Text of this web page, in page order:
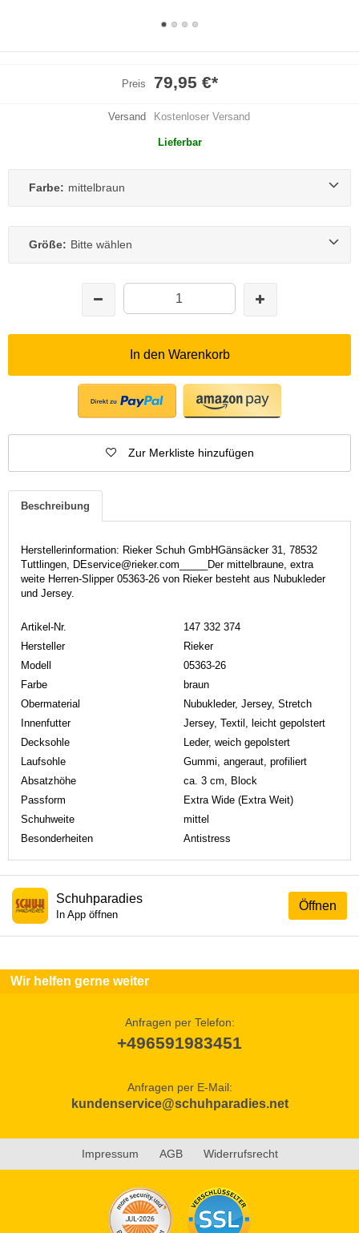
Preis 79,95 €*
Versand Kostenloser Versand
Lieferbar
Farbe: mittelbraun
Größe: Bitte wählen
In den Warenkorb
Zur Merkliste hinzufügen
Beschreibung
Herstellerinformation: Rieker Schuh GmbHGänsäcker 31, 78532
Tuttlingen, DEservice@rieker.com_____Der mittelbraune, extra
weite Herren-Slipper 05363-26 von Rieker besteht aus Nubukleder
und Jersey.
Artikel-Nr.
147 332 374
Hersteller
Rieker
Modell
05363-26
Farbe
braun
Obermaterial
Nubukleder, Jersey, Stretch
Innenfutter
Jersey, Textil, leicht gepolstert
Decksohle
Leder, weich gepolstert
Laufsohle
Gummi, angeraut, profiliert
Absatzhöhe
ca. 3 cm, Block
Passform
Extra Wide (Extra Weit)
Schuhweite
mittel
Besonderheiten
Antistress
Öffnen
Schuhparadies
In App öffnen
Wir helfen gerne weiter
Anfragen per Telefon:
+496591983451
Anfragen per E-Mail:
kundenservice@schuhparadies.net
Impressum AGB Widerrufsrecht